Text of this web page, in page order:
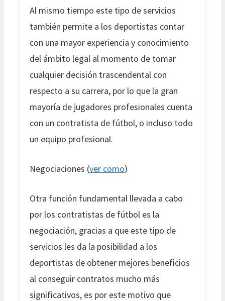
Al mismo tiempo este tipo de servicios
también permite a los deportistas contar
con una mayor experiencia y conocimiento
del ámbito legal al momento de tomar
cualquier decisión trascendental con
respecto a su carrera, por lo que la gran
mayoría de jugadores profesionales cuenta
con un contratista de fútbol, o incluso todo
un equipo profesional.
Negociaciones (ver como)
Otra función fundamental llevada a cabo
por los contratistas de fútbol es la
negociación, gracias a que este tipo de
servicios les da la posibilidad a los
deportistas de obtener mejores beneficios
al conseguir contratos mucho más
significativos, es por este motivo que